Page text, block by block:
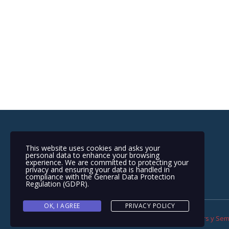
Trailers y
This website uses cookies and asks your
personal data to enhance your browsing
experience. We are committed to protecting your
privacy and ensuring your data is handled in
compliance with theGeneral Data Protection
Regulation (GDPR).
OK, I AGREE PRIVACY POLICY